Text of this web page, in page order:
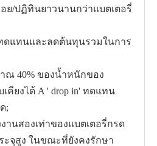
ย/ปฏิทินยาวนานกว่าแบตเตอรี่
ดแทนและลดต้นทุนรวมในการ
ณ 40% ของน้ำหนักของ
คียงได้ A ' drop in' ทดแทน
;
านสองเท่าของแบตเตอรี่กรด
ะจุสูง ในขณะที่ยังคงรักษา